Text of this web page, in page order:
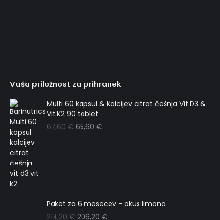
Vaša priložnost za prihranek
Multi 60 kapsul & Kalcijev citrat češnja Vit.D3 &
Vit.K2 90 tablet
67,60€ 65,60 €
Paket za 6 mesecev - okus limona
214,20€ 206,20 €